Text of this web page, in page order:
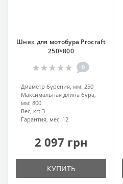
Шнек для мотобура Procraft
250*800
0
Диаметр бурения, мм: 250
Максимальная длина бура,
мм: 800
Вес, кг: 3
Гарантия, мес: 12
2 097 грн
КУПИТЬ